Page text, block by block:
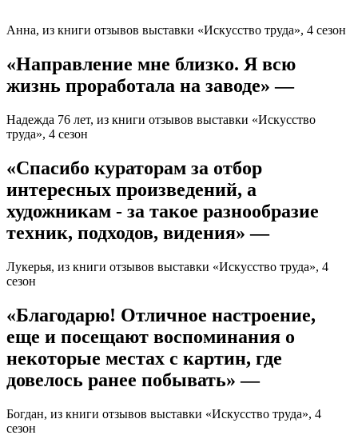
Анна, из книги отзывов выставки «Искусство труда», 4 сезон
«Направление мне близко. Я всю
жизнь проработала на заводе» —
Надежда 76 лет, из книги отзывов выставки «Искусство
труда», 4 сезон
«Спасибо кураторам за отбор
интересных произведений, а
художникам - за такое разнообразие
техник, подходов, видения» —
Лукерья, из книги отзывов выставки «Искусство труда», 4
сезон
«Благодарю! Отличное настроение,
еще и посещают воспоминания о
некоторые местах с картин, где
довелось ранее побывать» —
Богдан, из книги отзывов выставки «Искусство труда», 4
сезон